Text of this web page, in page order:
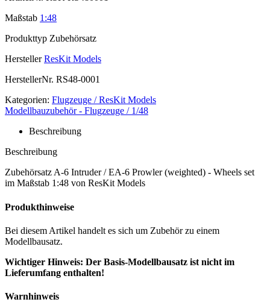
Maßstab 1:48
Produkttyp Zubehörsatz
Hersteller ResKit Models
HerstellerNr. RS48-0001
Kategorien: Flugzeuge / ResKit Models
Modellbauzubehör - Flugzeuge / 1/48
Beschreibung
Beschreibung
Zubehörsatz A-6 Intruder / EA-6 Prowler (weighted) - Wheels set
im Maßstab 1:48 von ResKit Models
Produkthinweise
Bei diesem Artikel handelt es sich um Zubehör zu einem
Modellbausatz.
Wichtiger Hinweis: Der Basis-Modellbausatz ist nicht im
Lieferumfang enthalten!
Warnhinweis